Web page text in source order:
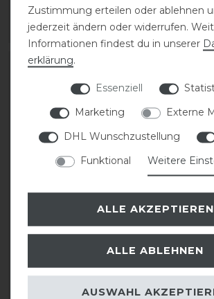
ARTIKEL MERKEN
Grooming Deluxe
Helmhalter
ARTIKEL MERKEN
Zustimmung erteilen oder ablehnen
jederzeit ändern oder widerrufen.
Informationen findest du in unserer
erklärung.
Essenziell
Marketing
Externe
DHL Wunschzustellung
Funktional
Weitere
ALLE AKZEPTIEREN
ALLE ABLEHNEN
AUSWAHL